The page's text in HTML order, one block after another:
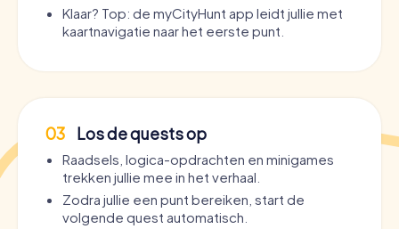
Klaar? Top: de myCityHunt app leidt jullie met
kaartnavigatie naar het eerste punt.
03 Los de quests op
Raadsels, logica-opdrachten en minigames
trekken jullie mee in het verhaal.
Zodra jullie een punt bereiken, start de
volgende quest automatisch.